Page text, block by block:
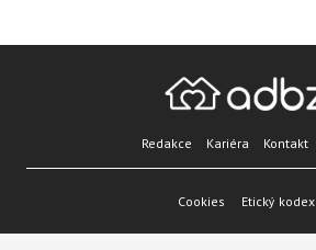
Redakce Kariéra Kontakt
Cookies Etický kodex